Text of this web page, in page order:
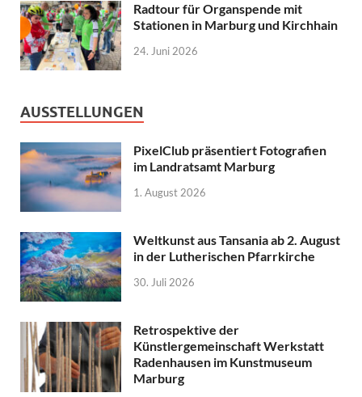
Radtour für Organspende mit
Stationen in Marburg und Kirchhain
24. Juni 2026
AUSSTELLUNGEN
PixelClub präsentiert Fotografien
im Landratsamt Marburg
1. August 2026
Weltkunst aus Tansania ab 2. August
in der Lutherischen Pfarrkirche
30. Juli 2026
Retrospektive der
Künstlergemeinschaft Werkstatt
Radenhausen im Kunstmuseum
Marburg